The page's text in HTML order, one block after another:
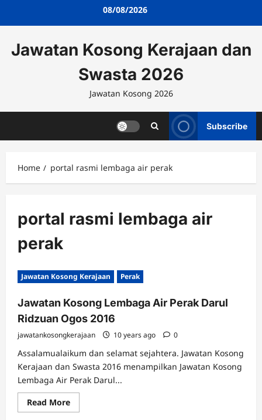
08/08/2026
Jawatan Kosong Kerajaan dan
Swasta 2026
Jawatan Kosong 2026
Subscribe
Home portal rasmi lembaga air perak
portal rasmi lembaga air
perak
Jawatan Kosong Kerajaan Perak
Jawatan Kosong Lembaga Air Perak Darul
Ridzuan Ogos 2016
jawatankosongkerajaan 10 years ago 0
Assalamualaikum dan selamat sejahtera. Jawatan Kosong
Kerajaan dan Swasta 2016 menampilkan Jawatan Kosong
Lembaga Air Perak Darul...
Read MoreRead
more